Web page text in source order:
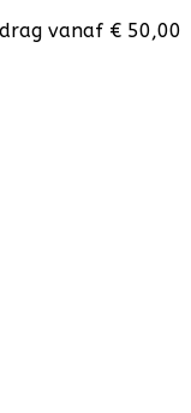
vanaf € 50,00